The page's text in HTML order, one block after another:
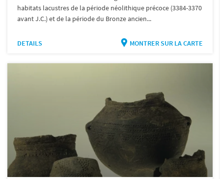
habitats lacustres de la période néolithique précoce (3384-3370
avant J.C.) et de la période du Bronze ancien...
DETAILS MONTRER SUR LA CARTE